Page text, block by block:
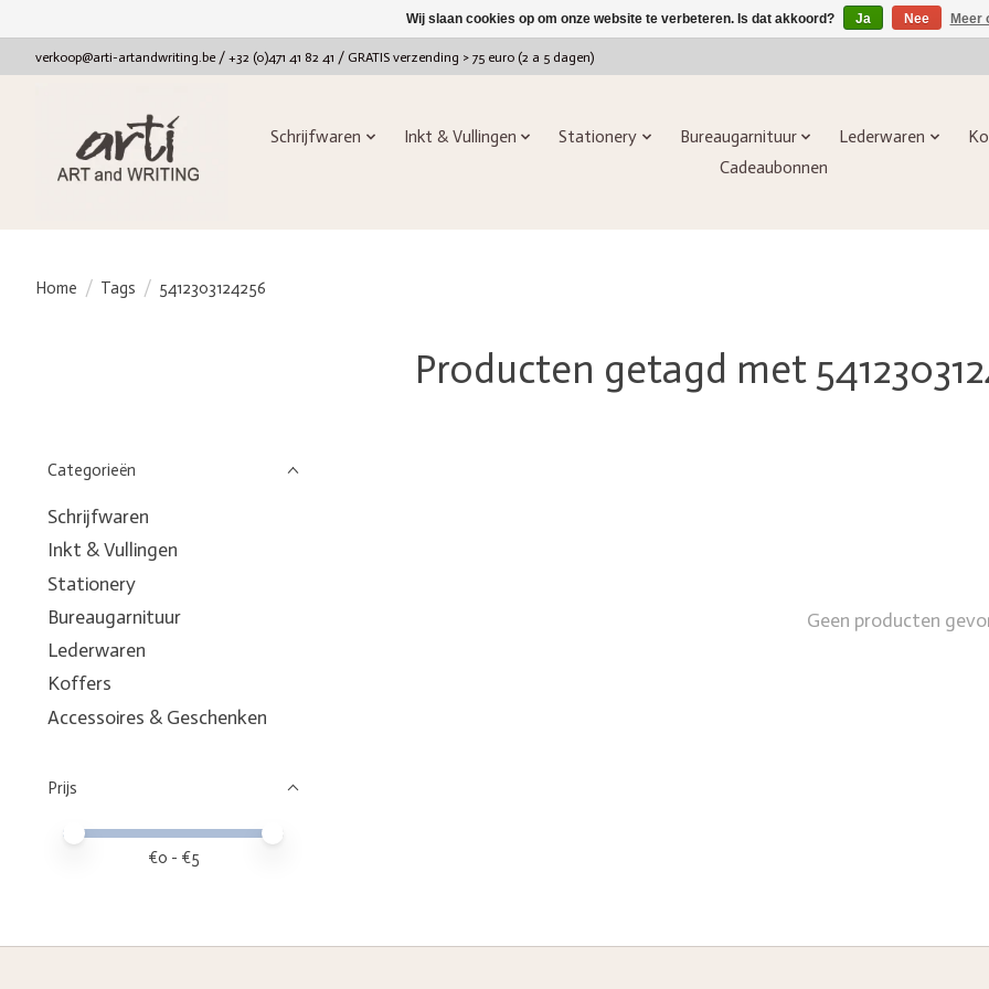
verkoop@arti-artandwriting.be/ +32 (0)471 41 82 41 / GRATIS verzending > 75 euro (2 a 5 dagen)
Schrijfwaren Inkt & Vullingen Stationery Bureaugarnituur Lederwaren
Cadeaubonnen
Home / Tags / 5412303124256
Producten getagd met
Categorieën
Schrijfwaren
Inkt & Vullingen
Stationery
Bureaugarnituur
Lederwaren
Koffers
Accessoires & Geschenken
Prijs
Minimale prijswaarde
Price maximum value
€0 - €5
Geen producten
Wij slaan cookies op om onze website te verbeteren. Is dat akkoord? Ja Nee Meer